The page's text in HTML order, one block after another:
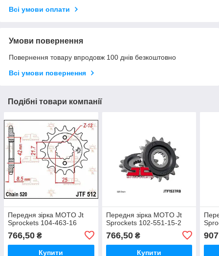
Всі умови оплати
Умови повернення
Повернення товару впродовж 100 днів безкоштовно
Всі умови повернення
Подібні товари компанії
Передня зірка MOTO Jt
Sprockets 104-463-16
766,50 ₴
Купити
Передня зірка MOTO Jt
Sprockets 102-551-15-2
766,50₴
Купити